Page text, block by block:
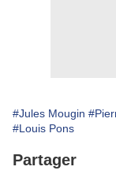
#Jules Mougin
#Louis Pons
Partager